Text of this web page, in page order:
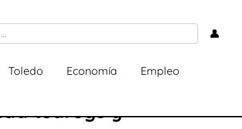
👤
Toledo Economía Empleo
tuaregs y